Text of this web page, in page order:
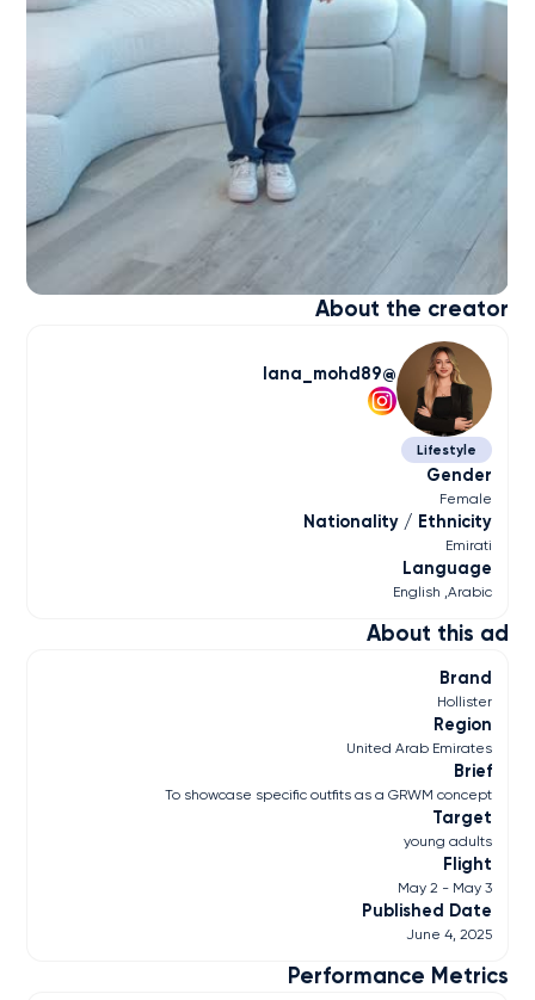
About this ad
Brand
Hollister
Region
United Arab Emirates
Brief
To showcase specific outfits as a GRWM concept
Target
young adults
Flight
May 2 - May 3
Published Date
June 4, 2025
About the creator
lana_mohd89
Lifestyle
Gender
Female
Nationality / Ethnicity
Emirati
Language
Arabic
English
Performance Metrics